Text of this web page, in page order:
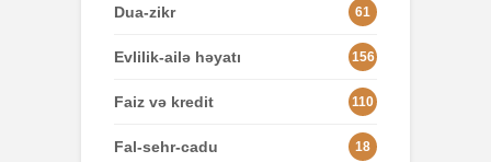
Dua-zikr 61
Evlilik-ailə həyatı 156
Faiz və kredit 110
Fal-sehr-cadu 18